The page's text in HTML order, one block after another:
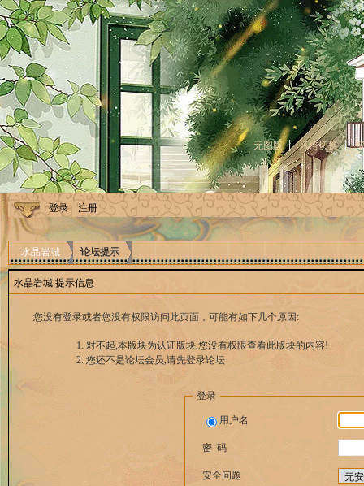
无图版 风格切换
登录 注册
水晶岩城 论坛提示
水晶岩城 提示信息
您没有登录或者您没有权限访问此页面，可能有如下几个原因:
对不起,本版块为认证版块,您没有权限查看此版块的内容!
您还不是论坛会员,请先登录论坛
登录
用户名
密 码
安全问题